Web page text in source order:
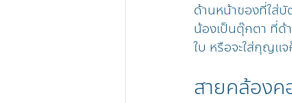
ด้านหน้าของที่ใส่
น้องเป็นตุ๊กตา ที่ด้
ใบ หรือจะใส่กุญแ
สายคล้องค